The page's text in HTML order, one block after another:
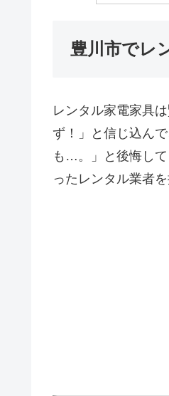
豊川市でレ
レンタル家電家具
ず！」と信じ込ん
も…。」と後悔し
ったレンタル業者